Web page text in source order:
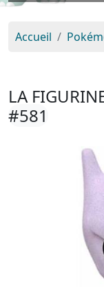
Accueil
LA
#581